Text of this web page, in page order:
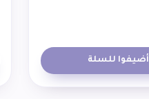
أضيفوا للسلة